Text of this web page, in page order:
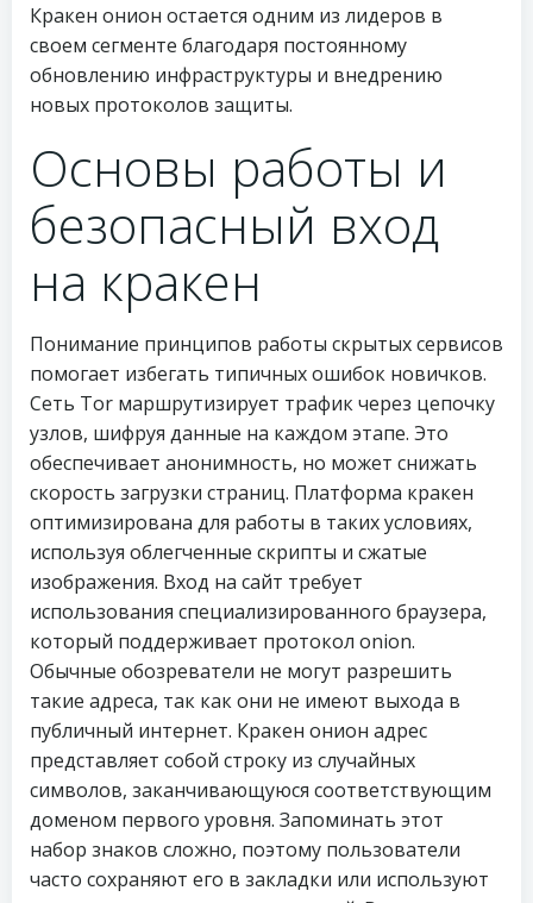
Кракен онион остается одним из лидеров в
своем сегменте благодаря постоянному
обновлению инфраструктуры и внедрению
новых протоколов защиты.
Основы работы и
безопасный вход
на кракен
Понимание принципов работы скрытых сервисов
помогает избегать типичных ошибок новичков.
Сеть Tor маршрутизирует трафик через цепочку
узлов, шифруя данные на каждом этапе. Это
обеспечивает анонимность, но может снижать
скорость загрузки страниц. Платформа кракен
оптимизирована для работы в таких условиях,
используя облегченные скрипты и сжатые
изображения. Вход на сайт требует
использования специализированного браузера,
который поддерживает протокол onion.
Обычные обозреватели не могут разрешить
такие адреса, так как они не имеют выхода в
публичный интернет. Кракен онион адрес
представляет собой строку из случайных
символов, заканчивающуюся соответствующим
доменом первого уровня. Запоминать этот
набор знаков сложно, поэтому пользователи
часто сохраняют его в закладки или используют